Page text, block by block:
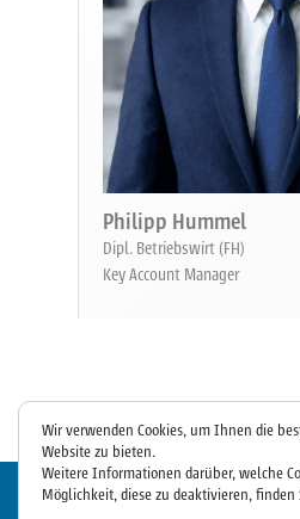
Philipp Hummel
Dipl. Betriebswirt (FH)
Key Account Manager
© DENSERV Facility Service GmbH |
Wir verwenden Cookies, um Ihnen die
Website zu bieten.
Weitere Informationen darüber, welche
Möglichkeit, diese zu deaktivieren, finden